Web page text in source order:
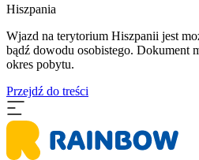
Hiszpania
​Wjazd na terytorium Hiszpanii jest
bądź dowodu osobistego. Dokument
okres pobytu.
Przejdź do treści